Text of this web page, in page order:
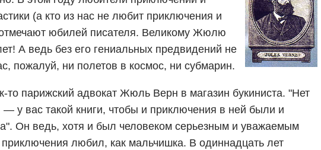
(а кто из нас не любит приключения и
юбилей писателя. Великому Жюлю
А ведь без его гениальных предвидений не
пожалуй, ни полетов в космос, ни субмарин.
то парижский адвокат Жюль Верн в магазин букиниста. "Нет
у вас такой книги, чтобы и приключения в ней были и
Он ведь, хотя и был человеком серьезным и уважаемым
любил, как мальчишка. В одиннадцать лет